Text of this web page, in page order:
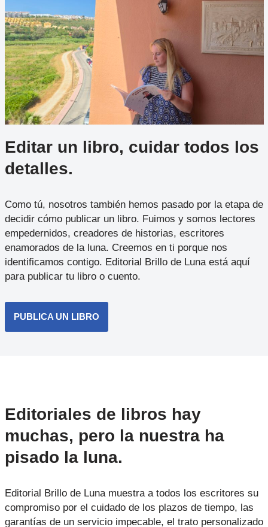
Editar un libro, cuidar todos los
detalles.
Como tú, nosotros también hemos pasado por la etapa de
decidir cómo publicar un libro. Fuimos y somos lectores
empedernidos, creadores de historias, escritores
enamorados de la luna. Creemos en ti porque nos
identificamos contigo. Editorial Brillo de Luna está aquí
para publicar tu libro o cuento.
PUBLICA UN LIBRO
Editoriales de libros hay
muchas, pero la nuestra ha
pisado la luna.
Editorial Brillo de Luna muestra a todos los escritores su
compromiso por el cuidado de los plazos de tiempo, las
garantías de un servicio impecable, el trato personalizado